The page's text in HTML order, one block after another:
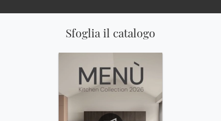
Sfoglia il catalogo